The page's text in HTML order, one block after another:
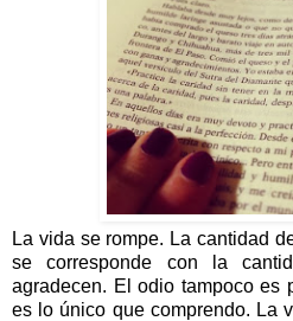
La vida se rompe. La cantidad
se corresponde con la
agradecen. El odio tampoco es
es lo único que comprendo. La